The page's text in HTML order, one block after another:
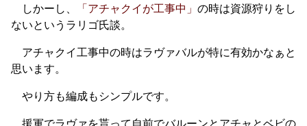
しかーし、 「アチャクイが工事中」 の時は資源狩りをし
ないというラリゴ氏談。
アチャクイ工事中の時はラヴァバルが特に有効かなぁと
思います。
やり方も編成もシンプルです。
援軍でラヴァを貰って自前でバルーンとアチャとベビの